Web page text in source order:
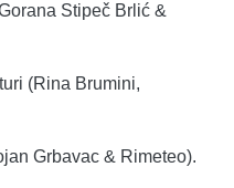
Stipeč Brlić &
(Rina Brumini,
Grbavac & Rimeteo).